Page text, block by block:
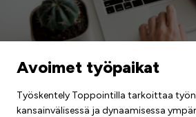
Avoimet työpaikat
Työskentely Toppointilla tarkoittaa
kansainvälisessä ja dynaamisessa